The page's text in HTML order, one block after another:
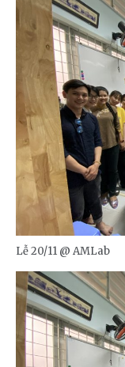
Lễ 20/11 @ AMLab